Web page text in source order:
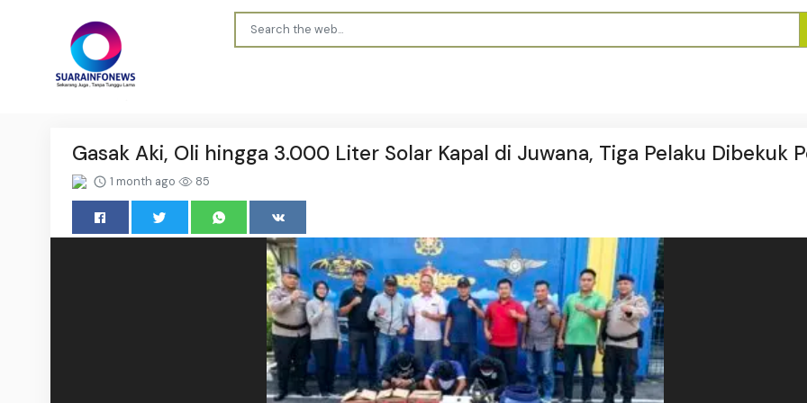
Gasak Aki, Oli hingga 3.000 Liter Solar Kapal di Juwana, Tiga Pelaku Dibekuk
1 month ago 85